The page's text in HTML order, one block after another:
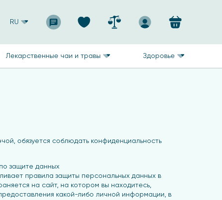
RU
Лекарственные чаи и травы Здоровье
обязуется соблюдать конфиденциальность
защите данных
правила защиты персональных данных в
на сайт, на котором вы находитесь,
какой-либо личной информации, в